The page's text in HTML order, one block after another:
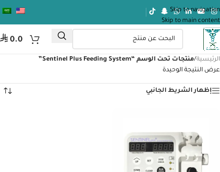
Skip to navigation
Skip to main content
⃁ 0.0
الرئيسية/منتجات تحت الوسم “Sentinel Plus Feeding System”
عرض النتيجة الوحيدة
إظهار الشريط الجانبي